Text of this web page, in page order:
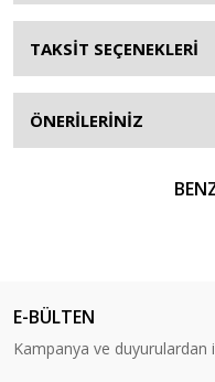
TAKSİT SEÇENEKLERİ
ÖNERİLERİNİZ
E-BÜLTEN
Kampanya ve duyurulardan